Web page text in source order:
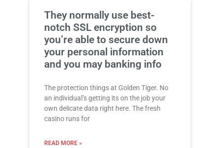
They normally use best-
notch SSL encryption so
you’re able to secure down
your personal information
and you may banking info
The protection things at Golden Tiger. No
an individual’s getting its on the job your
own delicate data right here. The fresh
casino runs for
READ MORE »